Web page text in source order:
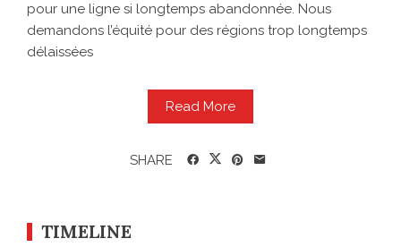
pour une ligne si longtemps abandonnée. Nous
demandons l’équité pour des régions trop longtemps
délaissées
Read More
SHARE
TIMELINE